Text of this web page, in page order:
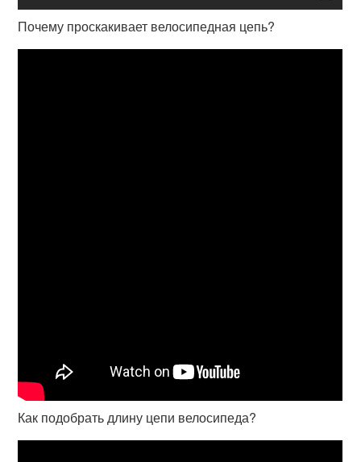
Почему проскакивает велосипедная цепь?
Как подобрать длину цепи велосипеда?